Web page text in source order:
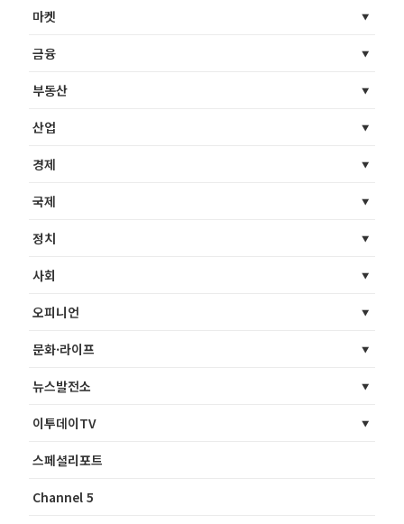
마켓
금융
부동산
산업
경제
국제
정치
사회
오피니언
문화·라이프
뉴스발전소
이투데이TV
스페셜리포트
Channel 5